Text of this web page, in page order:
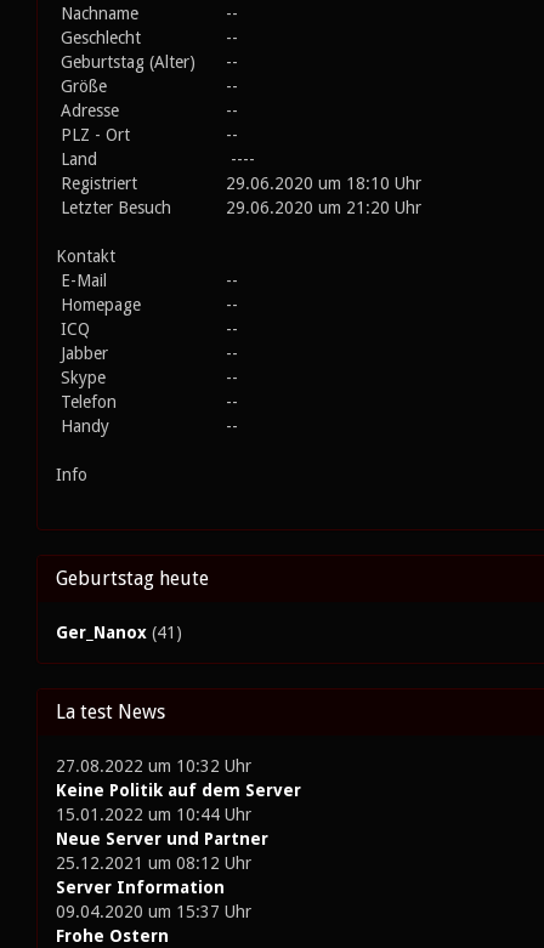
Nachname
--
Geschlecht
--
Geburtstag (Alter)
--
Größe
--
Adresse
--
PLZ - Ort
--
Land
----
Registriert
29.06.2020 um 18:10 Uhr
Letzter Besuch
29.06.2020 um 21:20 Uhr
Kontakt
E-Mail
--
Homepage
--
ICQ
--
Jabber
--
Skype
--
Telefon
--
Handy
--
Info
Geburtstag heute
Ger_Nanox (41)
La test News
27.08.2022 um 10:32 Uhr
Keine Politik auf dem Server
15.01.2022 um 10:44 Uhr
Neue Server und Partner
25.12.2021 um 08:12 Uhr
Server Information
09.04.2020 um 15:37 Uhr
Frohe Ostern